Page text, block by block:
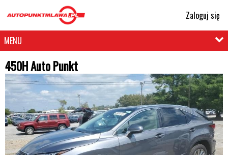
Zaloguj się
MENU
450H Auto Punkt